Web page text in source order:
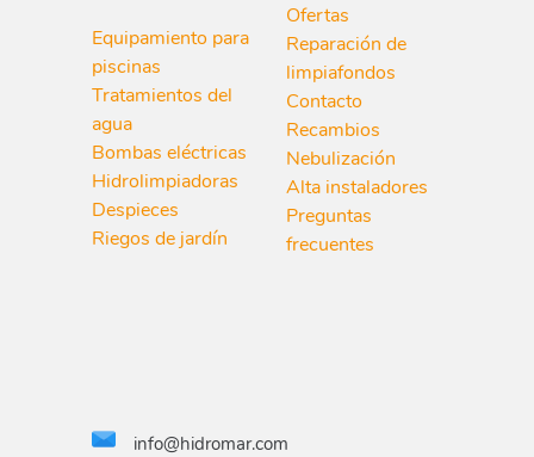
Equipamiento para
piscinas
Tratamientos del
agua
Bombas eléctricas
Hidrolimpiadoras
Despieces
Riegos de jardín
Ofertas
Reparación de
limpiafondos
Contacto
Recambios
Nebulización
Alta instaladores
Preguntas
frecuentes
info@hidromar.com